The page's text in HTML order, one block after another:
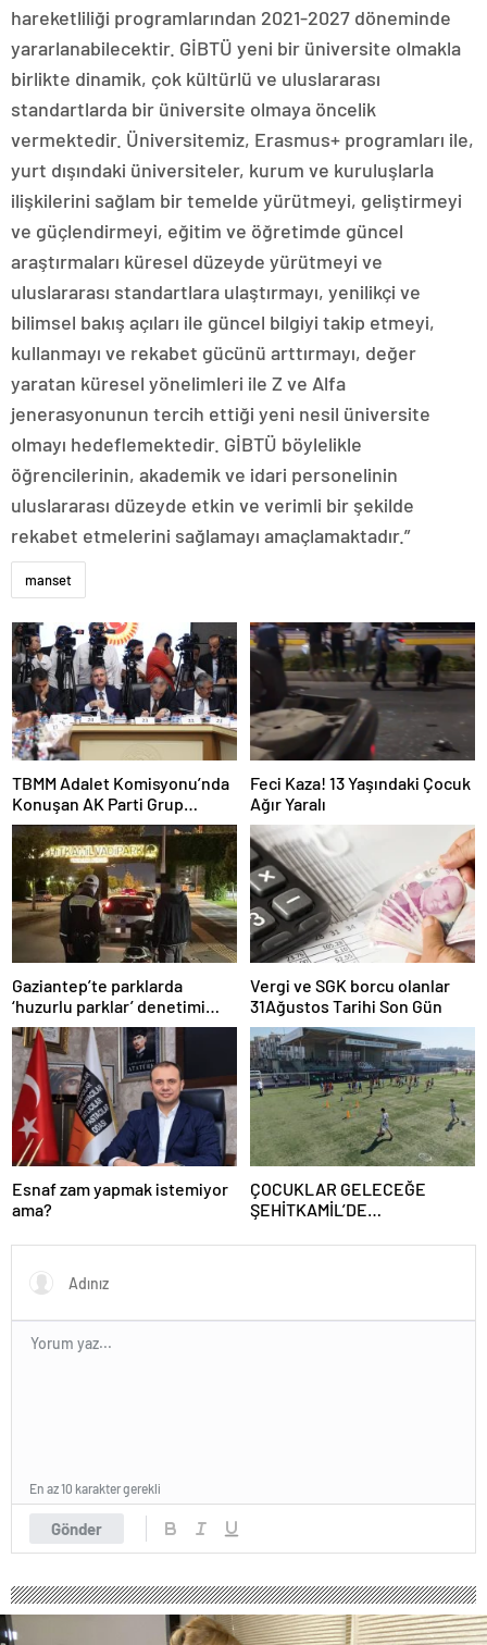
hareketliliği programlarından 2021-2027 döneminde
yararlanabilecektir. GİBTÜ yeni bir üniversite olmakla
birlikte dinamik, çok kültürlü ve uluslararası
standartlarda bir üniversite olmaya öncelik
vermektedir. Üniversitemiz, Erasmus+ programları ile,
yurt dışındaki üniversiteler, kurum ve kuruluşlarla
ilişkilerini sağlam bir temelde yürütmeyi, geliştirmeyi
ve güçlendirmeyi, eğitim ve öğretimde güncel
araştırmaları küresel düzeyde yürütmeyi ve
uluslararası standartlara ulaştırmayı, yenilikçi ve
bilimsel bakış açıları ile güncel bilgiyi takip etmeyi,
kullanmayı ve rekabet gücünü arttırmayı, değer
yaratan küresel yönelimleri ile Z ve Alfa
jenerasyonunun tercih ettiği yeni nesil üniversite
olmayı hedeflemektedir. GİBTÜ böylelikle
öğrencilerinin, akademik ve idari personelinin
uluslararası düzeyde etkin ve verimli bir şekilde
rekabet etmelerini sağlamayı amaçlamaktadır.”
manset
TBMM Adalet Komisyonu’nda
Konuşan AK Parti Grup
Başkanvekili Abdulhamit Gül:
“Kanun Teklifi Milletimizin
Teklifidir”
Feci Kaza! 13 Yaşındaki Çocuk
Ağır Yaralı
Gaziantep’te parklarda
‘huzurlu parklar’ denetimi
yapıldı.
Vergi ve SGK borcu olanlar
31Ağustos Tarihi Son Gün
Esnaf zam yapmak istemiyor
ama?
ÇOCUKLAR GELECEĞE
ŞEHİTKAMİL’DE
Gönder
En az 10 karakter gerekli